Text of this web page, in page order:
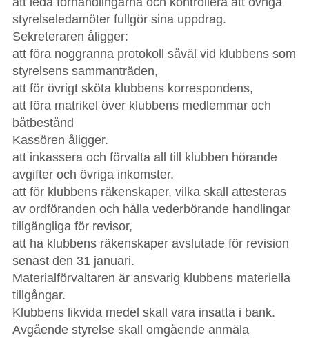
styrelseledamöter fullgör sina uppdrag.
Sekreteraren åligger:
att föra noggranna protokoll såväl vid klubbens som
styrelsens sammanträden,
att för övrigt sköta klubbens korrespondens,
att föra matrikel över klubbens medlemmar och
båtbestånd
Kassören åligger.
att inkassera och förvalta all till klubben hörande
avgifter och övriga inkomster.
att för klubbens räkenskaper, vilka skall attesteras
av ordföranden och hålla vederbörande handlingar
tillgängliga för revisor,
att ha klubbens räkenskaper avslutade för revision
senast den 31 januari.
Materialförvaltaren är ansvarig klubbens materiella
tillgångar.
Klubbens likvida medel skall vara insatta i bank.
Avgående styrelse skall omgående anmäla